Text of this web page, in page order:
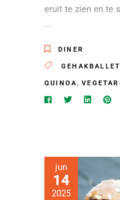
eruit te zien en te
DINER
QUINOA,
jun
14
2025